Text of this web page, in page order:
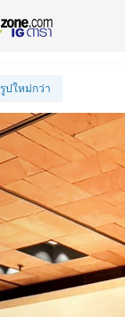
รูปใหม่กว่า